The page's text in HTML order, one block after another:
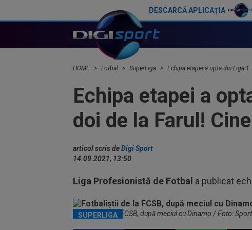
DESCARCĂ APLICAȚIA
HOME Fotbal SuperLiga Echipa etapei a opta din Liga
Echipa etapei a
doi de la Farul!
articol scris deDigi Sport
14.09.2021, 13:50
Liga Profesionistă de Fotbal a publicat
SUPERLIGA
Fotbaliștii de la FCSB, după meciul cu Dinamo / Foto: